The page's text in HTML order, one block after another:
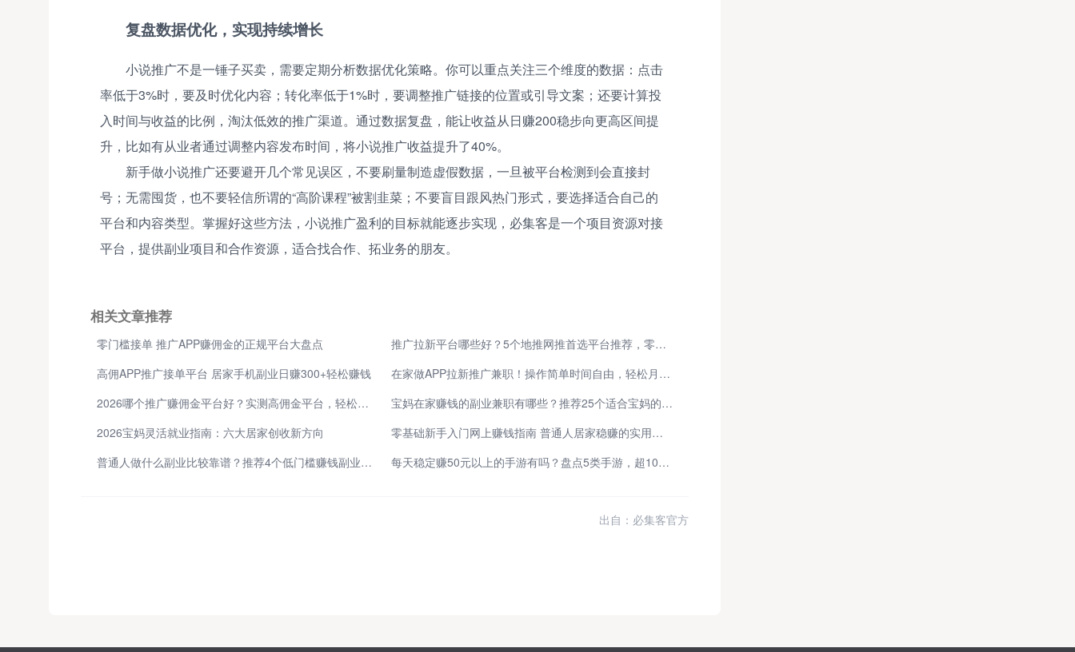
复盘数据优化，实现持续增长
小说推广不是一锤子买卖，需要定期分析数据优化策略。你可以重点关注三个维度的数据：点击
率低于3%时，要及时优化内容；转化率低于1%时，要调整推广链接的位置或引导文案；还要计算投
入时间与收益的比例，淘汰低效的推广渠道。通过数据复盘，能让收益从日赚200稳步向更高区间提
升，比如有从业者通过调整内容发布时间，将小说推广收益提升了40%。
新手做小说推广还要避开几个常见误区，不要刷量制造虚假数据，一旦被平台检测到会直接封
号；无需囤货，也不要轻信所谓的“高阶课程”被割韭菜；不要盲目跟风热门形式，要选择适合自己的
平台和内容类型。掌握好这些方法，小说推广盈利的目标就能逐步实现，必集客是一个项目资源对接
平台，提供副业项目和合作资源，适合找合作、拓业务的朋友。
相关文章推荐
零门槛接单 推广APP赚佣金的正规平台大盘点
推广拉新平台哪些好？5个地推网推首选平台推荐，零门槛轻松上手
高佣APP推广接单平台 居家手机副业日赚300+轻松赚钱
在家做APP拉新推广兼职！操作简单时间自由，轻松月入3000+
2026哪个推广赚佣金平台好？实测高佣金平台，轻松月入3000+
宝妈在家赚钱的副业兼职有哪些？推荐25个适合宝妈的副业，带娃赚钱两不误
2026宝妈灵活就业指南：六大居家创收新方向
零基础新手入门网上赚钱指南 普通人居家稳赚的实用小项目精选
普通人做什么副业比较靠谱？推荐4个低门槛赚钱副业，2-3小时就能赚百元！
每天稳定赚50元以上的手游有吗？盘点5类手游，超10个每天稳赚50元的路子
出自：必集客官方